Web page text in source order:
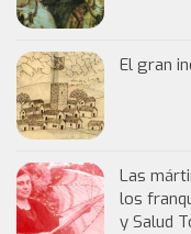
El gran
Las
los
y Salud